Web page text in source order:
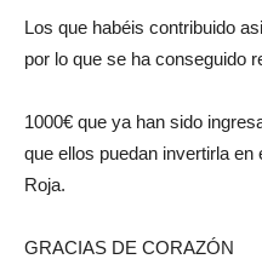
Los que habéis contribuido
por lo que se ha conseguido
1000€ que ya han sido
que ellos puedan invertirla
Roja.
GRACIAS DE CORAZÓN